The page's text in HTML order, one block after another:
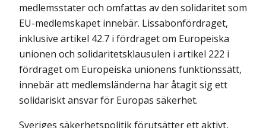
medlemsstater och omfattas av den solidaritet som
EU-medlemskapet innebär. Lissabonfördraget,
inklusive artikel 42.7 i fördraget om Europeiska
unionen och solidaritetsklausulen i artikel 222 i
fördraget om Europeiska unionens funktionssätt,
in­nebär att medlemsländerna har åtagit sig ett
solidariskt ansvar för Europas säkerhet.
Sveriges säkerhetspolitik förutsätter ett aktivt,